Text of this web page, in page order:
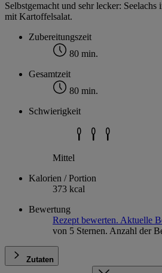
Selbstgemacht und sehr lecker: Seelachs
mit Kartoffelsalat.
Zubereitungszeit
80 min.
Gesamtzeit
80 min.
Schwierigkeit
Mittel
Kalorien / Portion
373 kcal
Bewertung
Rezept bewerten. Aktuelle
von 5 Sternen. Anzahl der
Zutaten